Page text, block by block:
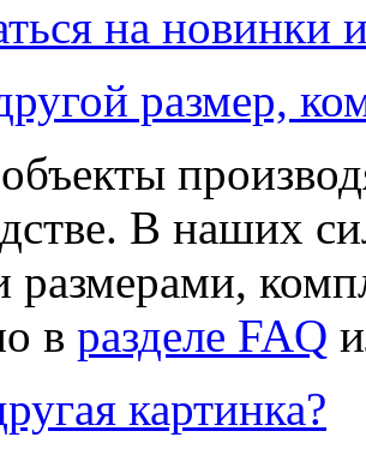
на новинки
размер,
В наших
размерами,
в разделе FAQ
картинка?